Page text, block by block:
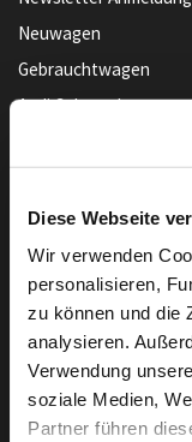
Diese Webseite
Wir verwenden
personalisieren,
zu können und die
analysieren.
Verwendung
soziale Medien,
Partner führen
Neuwagen
Gebrauchtwagen
Audi Gebrauchtwagen
Online-Terminbuchung
Für
Audi Business
BMW
Volkswagen